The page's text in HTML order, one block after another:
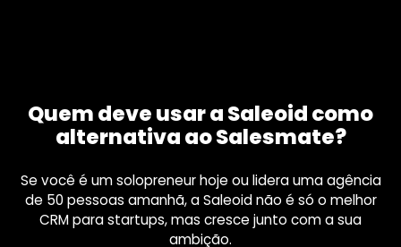
Quem deve usar a Saleoid como
alternativa ao Salesmate?
Se você é um solopreneur hoje ou lidera uma agência
de 50 pessoas amanhã, a Saleoid não é só o melhor
CRM para startups, mas cresce junto com a sua
ambição.